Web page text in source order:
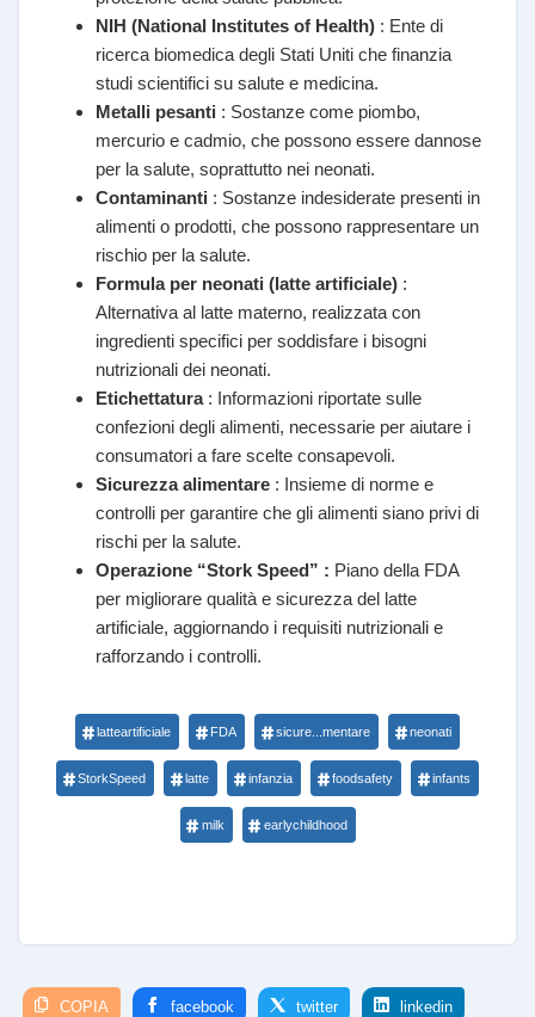
NIH (National Institutes of Health) : Ente di
ricerca biomedica degli Stati Uniti che finanzia
studi scientifici su salute e medicina.
Metalli pesanti : Sostanze come piombo,
mercurio e cadmio, che possono essere dannose
per la salute, soprattutto nei neonati.
Contaminanti : Sostanze indesiderate presenti in
alimenti o prodotti, che possono rappresentare un
rischio per la salute.
Formula per neonati (latte artificiale) :
Alternativa al latte materno, realizzata con
ingredienti specifici per soddisfare i bisogni
nutrizionali dei neonati.
Etichettatura: Informazioni riportate sulle
confezioni degli alimenti, necessarie per aiutare i
consumatori a fare scelte consapevoli.
Sicurezza alimentare : Insieme di norme e
controlli per garantire che gli alimenti siano privi di
rischi per la salute.
Operazione “Stork Speed” : Piano della FDA
per migliorare qualità e sicurezza del latte
artificiale, aggiornando i requisiti nutrizionali e
rafforzando i controlli.
latteartificiale FDA sicure...mentare neonati
StorkSpeed latte infanzia foodsafety infants
milk earlychildhood
COPIA facebook twitter linkedin